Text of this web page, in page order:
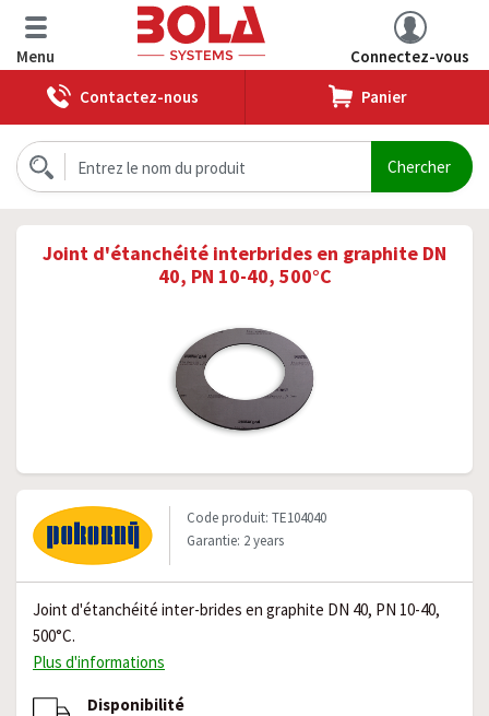
Menu
Connectez-vous
Contactez-nous
Panier
Joint d'étanchéité interbrides en graphite DN
40, PN 10-40, 500°C
Code produit: TE104040
Garantie: 2 years
Joint d'étanchéité inter-brides en graphite DN 40, PN 10-40,
500°C.
Plus d'informations
Disponibilité